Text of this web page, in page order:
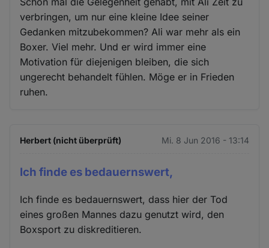
verbringen, um nur eine kleine Idee seiner
Gedanken mitzubekommen? Ali war mehr als ein
Boxer. Viel mehr. Und er wird immer eine
Motivation für diejenigen bleiben, die sich
ungerecht behandelt fühlen. Möge er in Frieden
ruhen.
Herbert (nicht überprüft) Mi. 8 Jun 2016 - 13:14
Ich finde es bedauernswert,
Ich finde es bedauernswert, dass hier der Tod
eines großen Mannes dazu genutzt wird, den
Boxsport zu diskreditieren.